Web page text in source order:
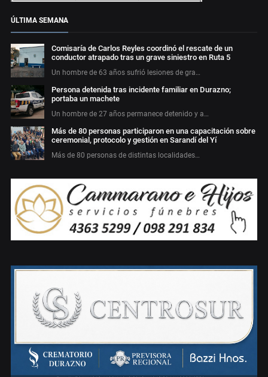
ÚLTIMA SEMANA
Comisaría de Carlos Reyles coordinó el rescate de un
conductor atrapado tras un grave siniestro en Ruta 5
Un hombre de 63 años sufrió lesiones de gra…
Persona detenida tras incidente familiar en Durazno;
portaba un machete
Un hombre de 27 años permanece detenido y a…
Más de 80 personas participaron en una capacitación sobre
ceremonial, protocolo y gestión en Sarandí del Yí
Más de 80 personas de distintas localidades…